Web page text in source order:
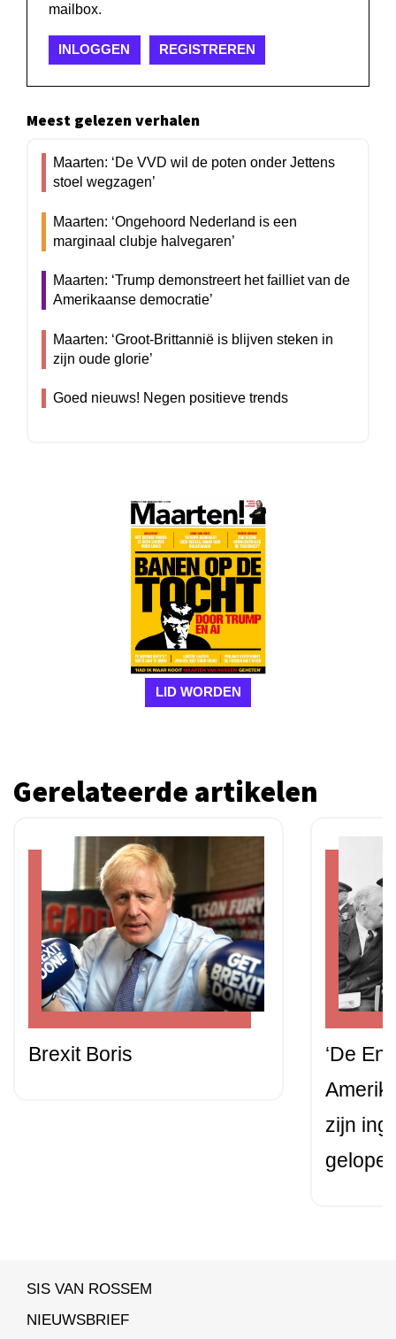
mailbox.
INLOGGEN REGISTREREN
Meest gelezen verhalen
Maarten: ‘De VVD wil de poten onder Jettens
stoel wegzagen’
Maarten: ‘Ongehoord Nederland is een
marginaal clubje halvegaren’
Maarten: ‘Trump demonstreert het failliet van de
Amerikaanse democratie’
Maarten: ‘Groot-Brittannië is blijven steken in
zijn oude glorie’
Goed nieuws! Negen positieve trends
LID WORDEN
Gerelateerde artikelen
Brexit Boris
‘De
zijn
SIS VAN ROSSEM
NIEUWSBRIEF